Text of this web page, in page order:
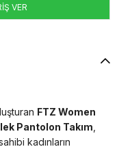
VER
FTZ Women
Pantolon Takım
kadınların